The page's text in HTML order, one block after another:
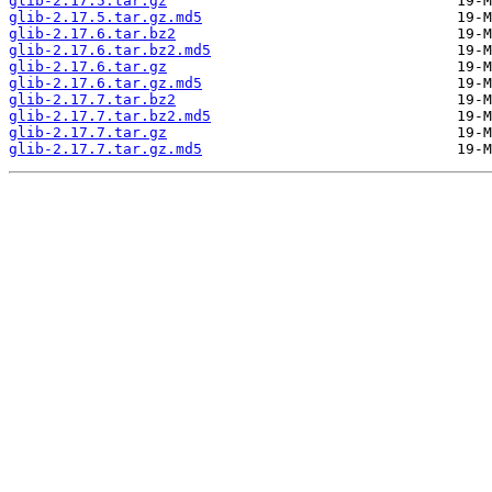
glib-2.17.5.tar.gz.md5
glib-2.17.6.tar.bz2
glib-2.17.6.tar.bz2.md5
glib-2.17.6.tar.gz
glib-2.17.6.tar.gz.md5
glib-2.17.7.tar.bz2
glib-2.17.7.tar.bz2.md5
glib-2.17.7.tar.gz
glib-2.17.7.tar.gz.md5